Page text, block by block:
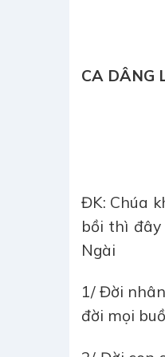
CA DÂNG
ĐK: Chúa
bồi thì
Ngài
1/ Đời
đời mọi